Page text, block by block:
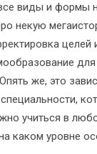
виды и формы
некую
целей
же, это
учиться в
каком уровне